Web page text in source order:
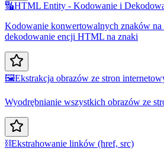
🔣HTML Entity - Kodowanie i
Kodowanie konwertowalnych znaków
dekodowanie encji HTML na znaki
🖼️Ekstrakcja obrazów ze stron
Wyodrębnianie wszystkich obrazów ze
⛓️Ekstrahowanie linków (href, src)